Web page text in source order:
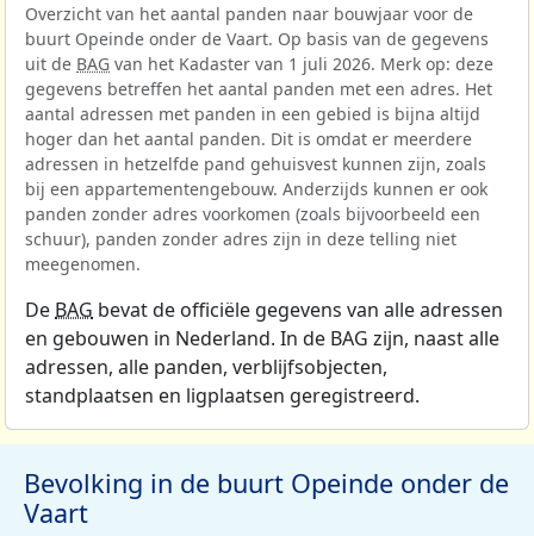
Overzicht van het aantal panden naar bouwjaar voor de
buurt Opeinde onder de Vaart. Op basis van de gegevens
uit de BAG van het Kadaster van 1 juli 2026. Merk op: deze
gegevens betreffen het aantal panden met een adres. Het
aantal adressen met panden in een gebied is bijna altijd
hoger dan het aantal panden. Dit is omdat er meerdere
adressen in hetzelfde pand gehuisvest kunnen zijn, zoals
bij een appartementengebouw. Anderzijds kunnen er ook
panden zonder adres voorkomen (zoals bijvoorbeeld een
schuur), panden zonder adres zijn in deze telling niet
meegenomen.
De BAG bevat de officiële gegevens van alle adressen
en gebouwen in Nederland. In de BAG zijn, naast alle
adressen, alle panden, verblijfsobjecten,
standplaatsen en ligplaatsen geregistreerd.
Bevolking in de buurt Opeinde onder de
Vaart